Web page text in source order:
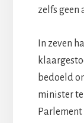
zelfs geen
In zeven
bedoeld
minister